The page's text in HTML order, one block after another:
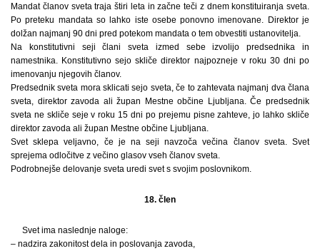
Mandat članov sveta traja štiri leta in začne teči z dnem konstituiranja sveta.
Po preteku mandata so lahko iste osebe ponovno imenovane. Direktor je
dolžan najmanj 90 dni pred potekom mandata o tem obvestiti ustanovitelja.
Na konstitutivni seji člani sveta izmed sebe izvolijo predsednika in
namestnika. Konstitutivno sejo skliče direktor najpozneje v roku 30 dni po
imenovanju njegovih članov.
Predsednik sveta mora sklicati sejo sveta, če to zahtevata najmanj dva člana
sveta, direktor zavoda ali župan Mestne občine Ljubljana. Če predsednik
sveta ne skliče seje v roku 15 dni po prejemu pisne zahteve, jo lahko skliče
direktor zavoda ali župan Mestne občine Ljubljana.
Svet sklepa veljavno, če je na seji navzoča večina članov sveta. Svet
sprejema odločitve z večino glasov vseh članov sveta.
Podrobnejše delovanje sveta uredi svet s svojim poslovnikom.
18. člen
Svet ima naslednje naloge:
– nadzira zakonitost dela in poslovanja zavoda,